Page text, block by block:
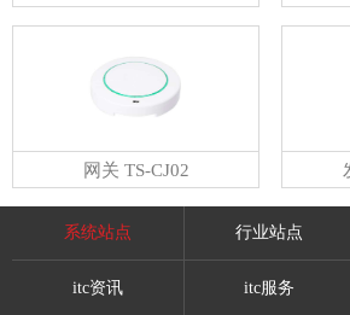
网关 TS-CJ02
系统站点 行业站点
itc资讯 itc服务